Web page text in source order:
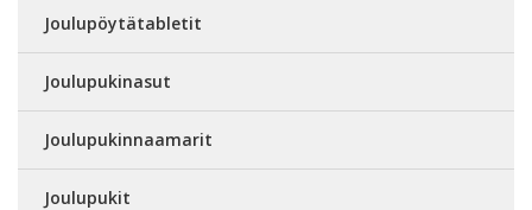
Joulupöytätabletit
Joulupukinasut
Joulupukinnaamarit
Joulupukit